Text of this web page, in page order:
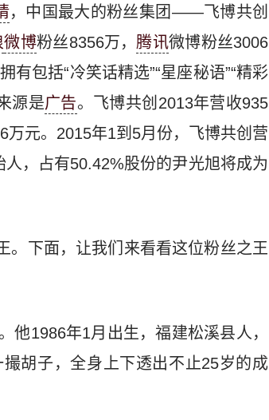
，中国最大的粉丝集团——飞博共创
微博粉丝8356万， 腾讯微博粉丝3006
包括“冷笑话精选”“星座秘语”“精彩
源是广告。飞博共创2013年营收935
元。2015年1到5月份，飞博共创营
，占有50.42%股份的尹光旭将成为
。下面，让我们来看看这位粉丝之王
他1986年1月出生，福建松溪县人，
胡子，全身上下透出不止25岁的成